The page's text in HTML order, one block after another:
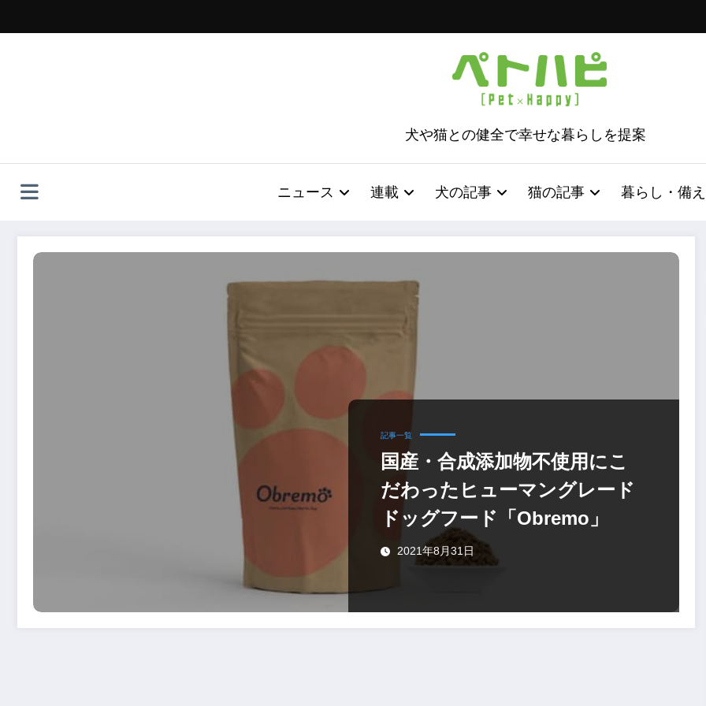
ッ
犬や猫との健全で幸せな暮らしを提案
ニュース 連載 犬の記事 猫の記事 暮らし・備え
記事一覧
国産・合成添加物不使用にこ
だわったヒューマングレード
ドッグフード「Obremo」
2021年8月31日